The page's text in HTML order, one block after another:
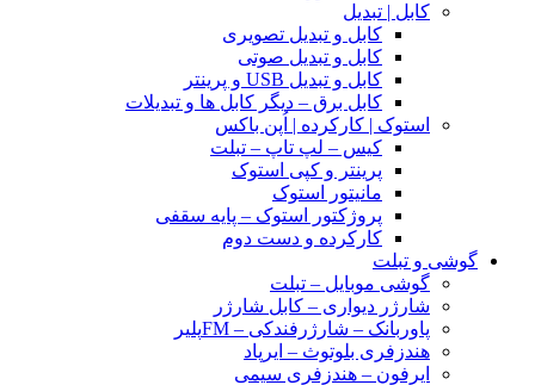
کابل | تبدیل
کابل و تبدیل تصویری
کابل و تبدیل صوتی
کابل و تبدیل USB و پرینتر
کابل برق – دیگر کابل ها و تبدیلات
استوک | کارکرده | اُپن باکس
کیس – لپ تاپ – تبلت
پرینتر و کپی استوک
مانیتور استوک
پروژکتور استوک – پایه سقفی
کارکرده و دست دوم
گوشی و تبلت
گوشی موبایل – تبلت
شارژر دیواری – کابل شارژر
پاوربانک – شارژرفندکی – FMپلیر
هندزفری بلوتوث – ایرپاد
ایرفون – هندزفری سیمی